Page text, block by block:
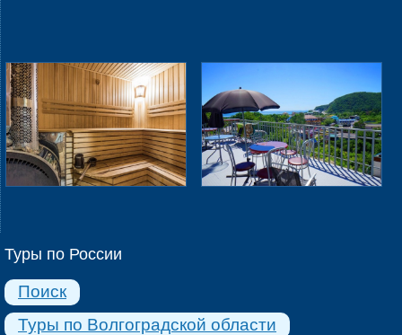
Туры по России
Поиск
Туры по Волгоградской области